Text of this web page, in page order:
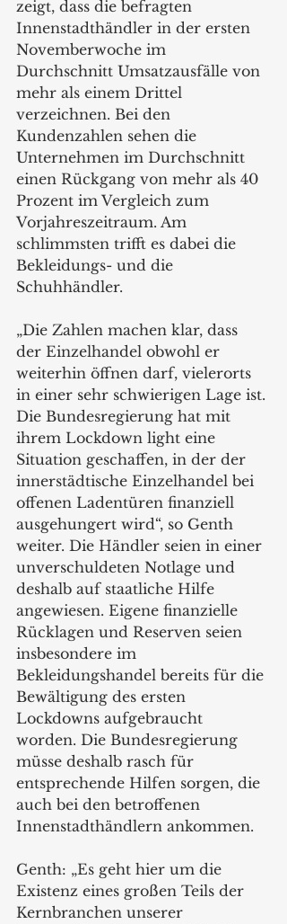
zeigt, dass die befragten
Innenstadthändler in der ersten
Novemberwoche im
Durchschnitt Umsatzausfälle von
mehr als einem Drittel
verzeichnen. Bei den
Kundenzahlen sehen die
Unternehmen im Durchschnitt
einen Rückgang von mehr als 40
Prozent im Vergleich zum
Vorjahreszeitraum. Am
schlimmsten trifft es dabei die
Bekleidungs- und die
Schuhhändler.
„Die Zahlen machen klar, dass
der Einzelhandel obwohl er
weiterhin öffnen darf, vielerorts
in einer sehr schwierigen Lage ist.
Die Bundesregierung hat mit
ihrem Lockdown light eine
Situation geschaffen, in der der
innerstädtische Einzelhandel bei
offenen Ladentüren finanziell
ausgehungert wird“, so Genth
weiter. Die Händler seien in einer
unverschuldeten Notlage und
deshalb auf staatliche Hilfe
angewiesen. Eigene finanzielle
Rücklagen und Reserven seien
insbesondere im
Bekleidungshandel bereits für die
Bewältigung des ersten
Lockdowns aufgebraucht
worden. Die Bundesregierung
müsse deshalb rasch für
entsprechende Hilfen sorgen, die
auch bei den betroffenen
Innenstadthändlern ankommen.
Genth: „Es geht hier um die
Existenz eines großen Teils der
Kernbranchen unserer